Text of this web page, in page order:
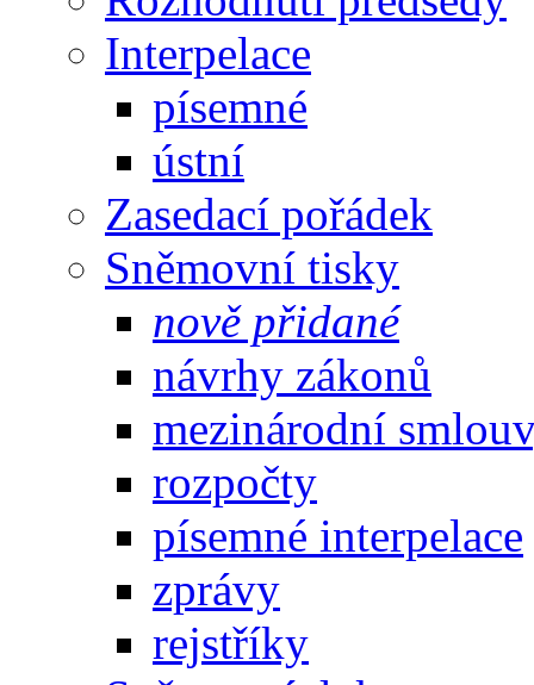
Interpelace
písemné
ústní
Zasedací pořádek
Sněmovní tisky
nově přidané
návrhy zákonů
mezinárodní
rozpočty
písemné interpelace
zprávy
rejstříky